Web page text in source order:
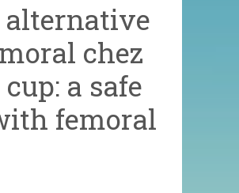
alternative
chez
a safe
femoral